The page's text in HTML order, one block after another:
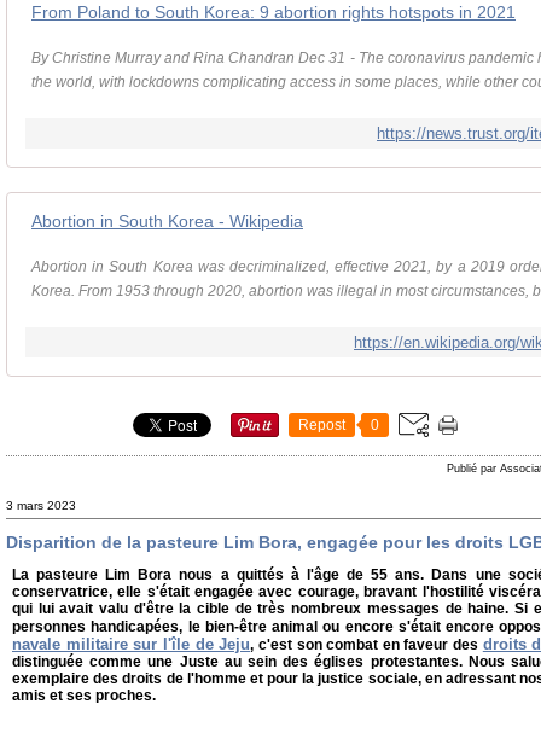
From Poland to South Korea: 9 abortion rights hotspots in 2021
By Christine Murray and Rina Chandran Dec 31 - The coronavirus pandemic
the world, with lockdowns complicating access in some places, while other
https://news.trust.org/
Abortion in South Korea - Wikipedia
Abortion in South Korea was decriminalized, effective 2021, by a 2019
Korea. From 1953 through 2020, abortion was illegal in most circumstances,
https://en.wikipedia.org/
Repost 0
Publié par
3 mars 2023
Disparition de la pasteure Lim Bora, engagée pour les droits
La pasteure Lim Bora nous a quittés à l'âge de 55 ans. Dans une
conservatrice, elle s'était engagée avec courage, bravant l'hostilité
qui lui avait valu d'être la cible de très nombreux messages de haine. Si
personnes handicapées, le bien-être animal ou encore s'était encore
navale militaire sur l'île de Jeju, c'est son combat en faveur des droits
distinguée comme une Juste au sein des églises protestantes. Nous
exemplaire des droits de l'homme et pour la justice sociale, en adressant
amis et ses proches.